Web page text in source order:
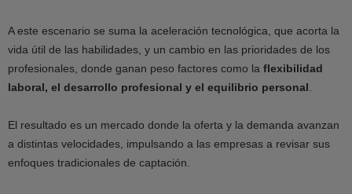
A este escenario se suma la aceleración tecnológica, que acorta la
vida útil de las habilidades, y un cambio en las prioridades de los
profesionales, donde ganan peso factores como la flexibilidad
laboral, el desarrollo profesional y el equilibrio personal
El resultado es un mercado donde la oferta y la demanda avanzan
a distintas velocidades, impulsando a las empresas a revisar sus
enfoques tradicionales de captación.